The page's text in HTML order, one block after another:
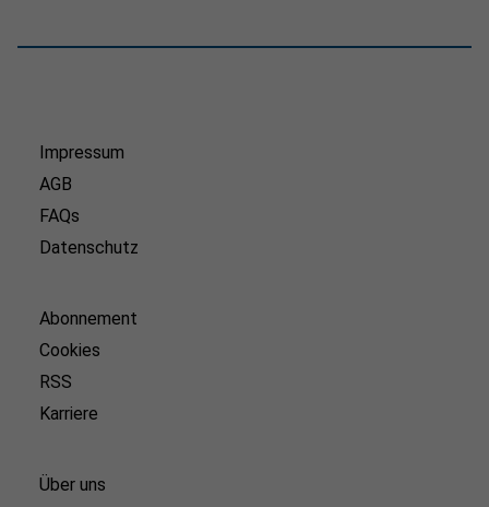
Impressum
AGB
FAQs
Datenschutz
Abonnement
Cookies
RSS
Karriere
Über uns